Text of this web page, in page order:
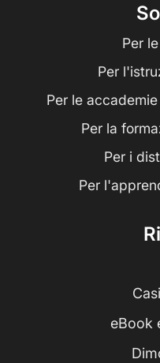
Per
Per
Per le
Per la
Per i
Per
eBook